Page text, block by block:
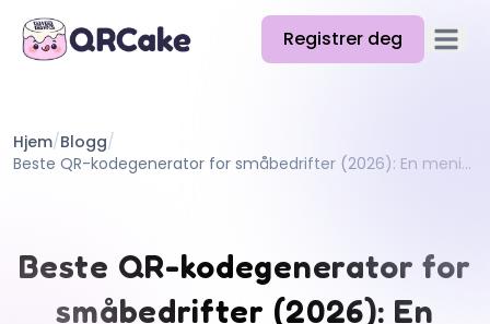
Registrer deg Åpne
Priser
Docs
Hjelp
Hjem/Blogg/
Beste QR-kodegenerator for småbedrifter (2026): En meningssterk guide
Beste QR-kodegenerator for
småbedrifter (2026): En